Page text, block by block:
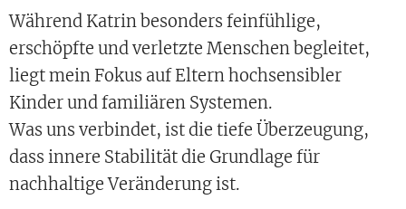
Während Katrin besonders feinfühlige,
erschöpfte und verletzte Menschen begleitet,
liegt mein Fokus auf Eltern hochsensibler
Kinder und familiären Systemen.
Was uns verbindet, ist die tiefe Überzeugung,
dass innere Stabilität die Grundlage für
nachhaltige Veränderung ist.